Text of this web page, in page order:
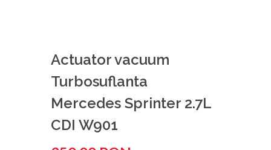
Actuator vacuum
Turbosuflanta
Mercedes Sprinter 2.7L
CDI W901